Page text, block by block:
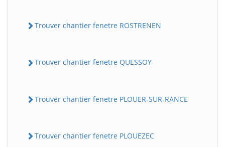
Trouver chantier fenetre ROSTRENEN
Trouver chantier fenetre QUESSOY
Trouver chantier fenetre PLOUER-SUR-RANCE
Trouver chantier fenetre PLOUEZEC